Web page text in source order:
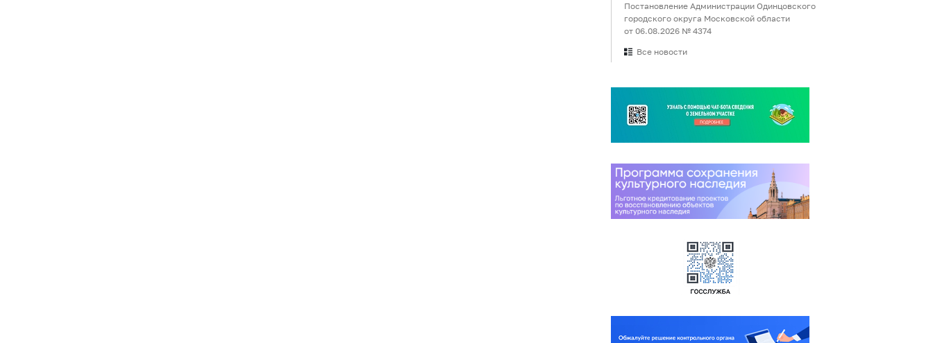
Постановление Администрации Одинцовского
городского округа Московской области
от 06.08.2026 № 4374
Все новости